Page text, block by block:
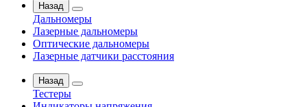
Назад
Дальномеры
Лазерные дальномеры
Оптические дальномеры
Лазерные датчики расстояния
Назад
Тестеры